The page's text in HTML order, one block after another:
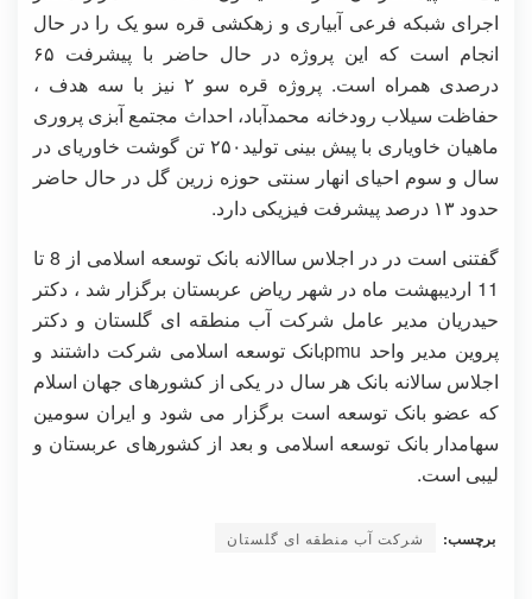
اجرای شبکه فرعی آبیاری و زهکشی قره سو یک را در حال
انجام است که این پروژه در حال حاضر با پیشرفت ۶۵
درصدی همراه است. پروژه قره سو ۲ نیز با سه هدف ،
حفاظت سیلاب رودخانه محمدآباد، احداث مجتمع آبزی پروری
ماهیان خاویاری با پیش بینی تولید۲۵۰ تن گوشت خاوریای در
سال و سوم احیای انهار سنتی حوزه زرین گل در حال حاضر
حدود ۱۳ درصد پیشرفت فیزیکی دارد.
گفتنی است در در اجلاس ساالانه بانک توسعه اسلامی از 8 تا
11 اردیبهشت ماه در شهر ریاض عربستان برگزار شد ، دکتر
حیدریان مدیر عامل شرکت آب منطقه ای گلستان و دکتر
پروین مدیر واحد pmuبانک توسعه اسلامی شرکت داشتند و
اجلاس سالانه بانک هر سال در یکی از کشورهای جهان اسلام
که عضو بانک توسعه است برگزار می شود و ایران سومین
سهامدار بانک توسعه اسلامی و بعد از کشورهای عربستان و
لیبی است.
برچسب: شرکت آب منطقه ای گلستان